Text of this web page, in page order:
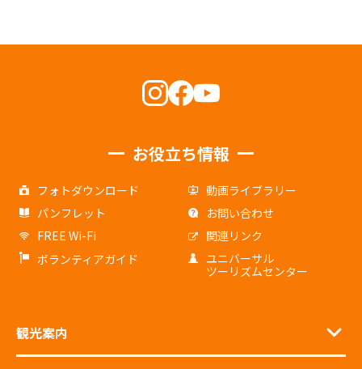
お役立ち情報
フォトダウンロード
動画ライブラリー
パンフレット
お問い合わせ
FREE Wi-Fi
関連リンク
ボランティアガイド
ユニバーサル
ツーリズムセンター
観光案内